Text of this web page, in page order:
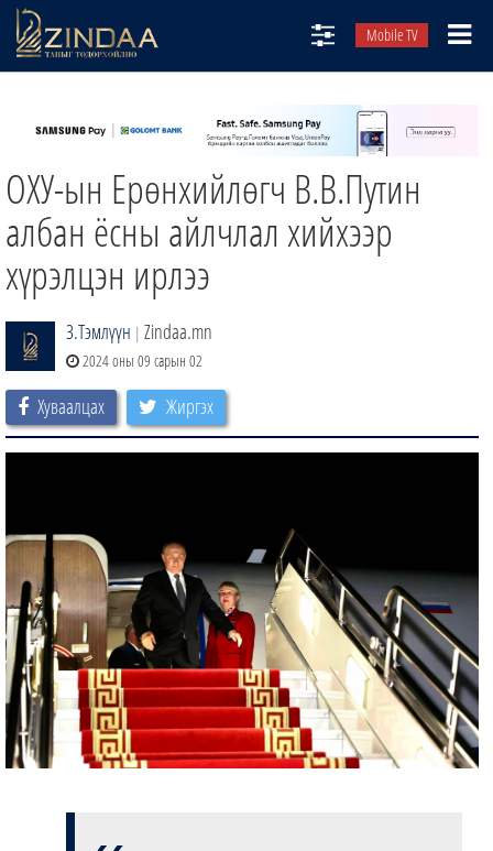
Mobile TV
ТВ8
ӨГЛӨӨНИЙ СОНИН
АУДИО ЗОХИОЛ
ОХУ-ын Ерөнхийлөгч В.В.Путин
албан ёсны айлчлал хийхээр
хүрэлцэн ирлээ
З.Тэмлүүн | Zindaa.mn
2024 оны 09 сарын 02
Хуваалцах Жиргэх